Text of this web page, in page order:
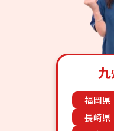
福岡県
長崎県